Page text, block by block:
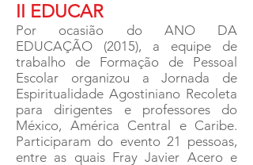
II EDUCAR
Por ocasião do ANO DA
EDUCAÇÃO (2015), a equipe de
trabalho de Formação de Pessoal
Escolar organizou a Jornada de
Espiritualidade Agostiniano Recoleta
para dirigentes e professores do
México, América Central e Caribe.
Participaram do evento 21 pessoas,
entre as quais Fray Javier Acero e